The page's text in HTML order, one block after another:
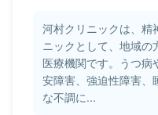
河村クリニックは、精
ニックとして、地域の
医療機関です。うつ病
安障害、強迫性障害、
な不調に...